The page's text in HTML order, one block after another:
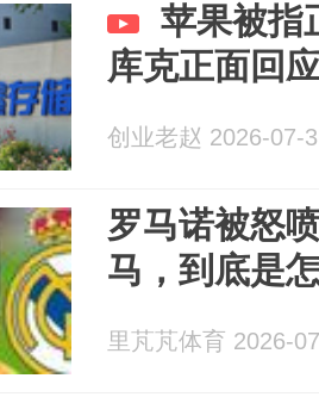
苹果被指
库克正面回
创业老赵 2026-07-
罗马诺被怒
马，到底是
里芃芃体育 2026-